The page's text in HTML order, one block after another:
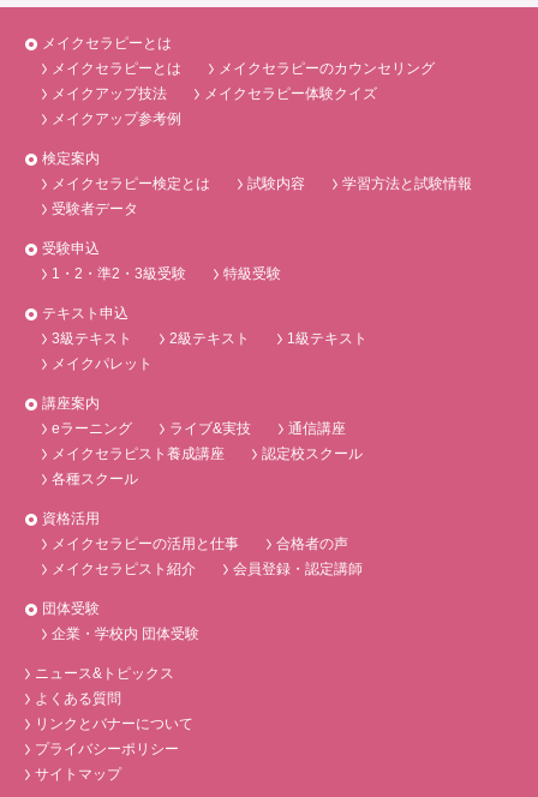
メイクセラピーとは
メイクセラピーとは
メイクセラピーのカウンセリング
メイクアップ技法
メイクセラピー体験クイズ
メイクアップ参考例
検定案内
メイクセラピー検定とは
試験内容
学習方法と試験情報
受験者データ
受験申込
1・2・準2・3級受験
特級受験
テキスト申込
3級テキスト
2級テキスト
1級テキスト
メイクパレット
講座案内
eラーニング
ライブ&実技
通信講座
メイクセラピスト養成講座
認定校スクール
各種スクール
資格活用
メイクセラピーの活用と仕事
合格者の声
メイクセラピスト紹介
会員登録・認定講師
団体受験
企業・学校内 団体受験
ニュース&トピックス
よくある質問
リンクとバナーについて
プライバシーポリシー
サイトマップ